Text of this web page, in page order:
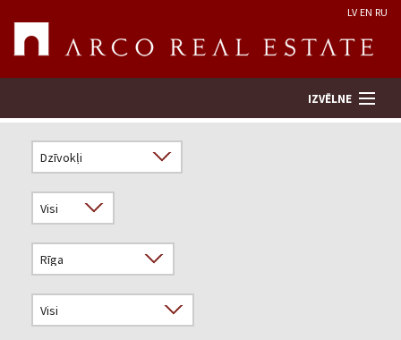
LV EN RU
IZVĒLNE
Novērtēt īpašumu
Uzņēmums
Pakalpojumi